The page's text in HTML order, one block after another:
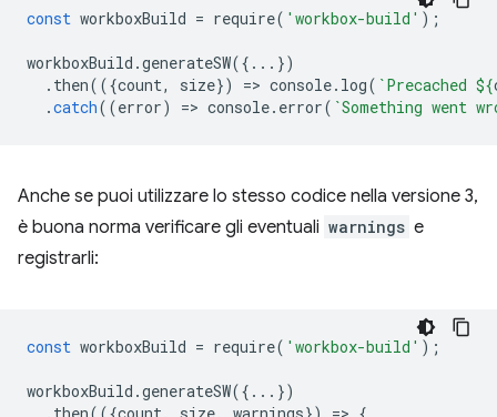
const workboxBuild = require( 'workbox-build' );
workboxBuild .generateSW({...})
. then(({count, size}) => console. log( `Precached ${
.catch((error) => console. error( `Something went
Anche se puoi utilizzare lo stesso codice nella versione 3,
è buona norma verificare gli eventuali warnings e
registrarli:
const workboxBuild = require( 'workbox-build' );
workboxBuild .generateSW({...})